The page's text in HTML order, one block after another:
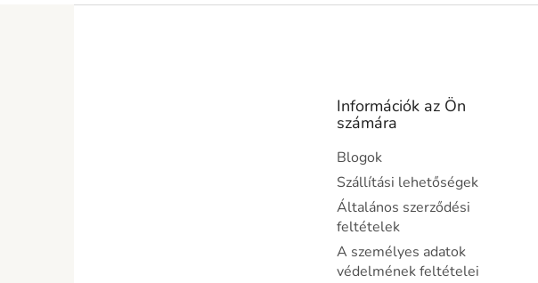
Információk az Ön
számára
Blogok
Szállítási lehetőségek
Általános szerződési
feltételek
A személyes adatok
védelmének feltételei